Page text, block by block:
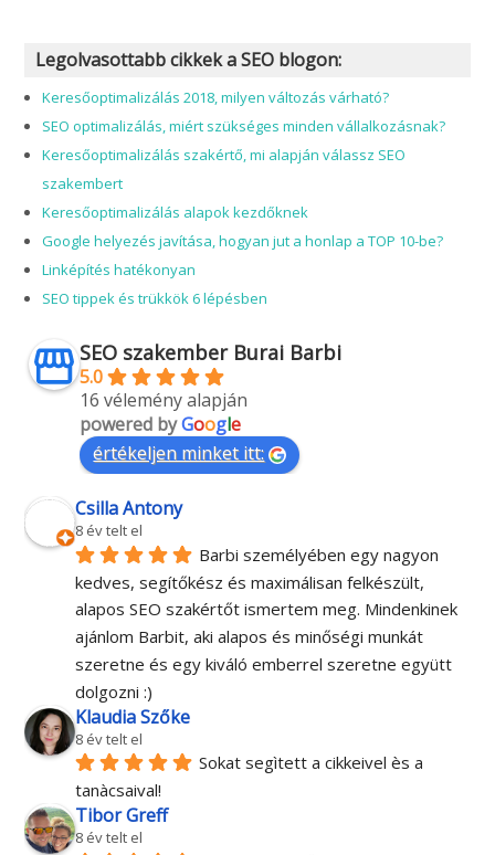
Legolvasottabb cikkek a SEO blogon:
Keresőoptimalizálás 2018, milyen változás várható?
SEO optimalizálás, miért szükséges minden vállalkozásnak?
Keresőoptimalizálás szakértő, mi alapján válassz SEO
szakembert
Keresőoptimalizálás alapok kezdőknek
Google helyezés javítása, hogyan jut a honlap a TOP 10-be?
Linképítés hatékonyan
SEO tippek és trükkök 6 lépésben
SEO szakember Burai Barbi
5.0
16 vélemény alapján
powered byGoogle
értékeljen minket itt:
Csilla Antony
8 év telt el
Barbi személyében egy nagyon
kedves, segítőkész és maximálisan felkészült,
alapos SEO szakértőt ismertem meg. Mindenkinek
ajánlom Barbit, aki alapos és minőségi munkát
szeretne és egy kiváló emberrel szeretne együtt
dolgozni :)
Klaudia Szőke
8 év telt el
Sokat segìtett a cikkeivel ès a
tanàcsaival!
Tibor Greff
8 év telt el